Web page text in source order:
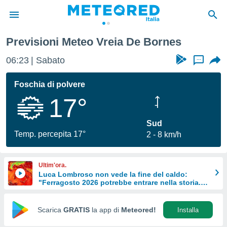
di
per
le
di
Web
Previsioni Meteo Vreia De Bornes
06:23 Sabato ...
Foschia di polvere
17°
Temp. percepita 17°
Sud
2
8 km/h
Ultim'ora.
Luca Lombroso non vede la fine del caldo:
"Ferragosto 2026 potrebbe entrare nella storia.
Scarica GRATIS la app di Meteored! Installa